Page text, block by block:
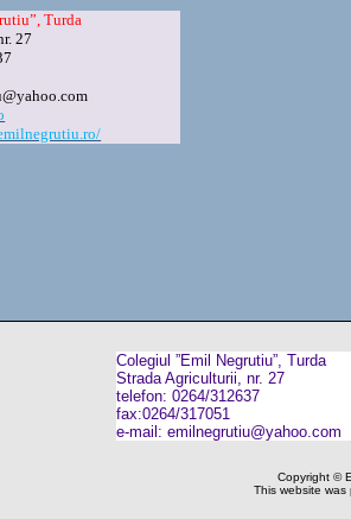
Turda
27
Colegiul ”Emil Negrutiu”, Turda
Strada Agriculturii, nr. 27
telefon: 0264/312637
fax:0264/317051
e-mail: emilnegrutiu@yahoo.com
Copyright ©
This website